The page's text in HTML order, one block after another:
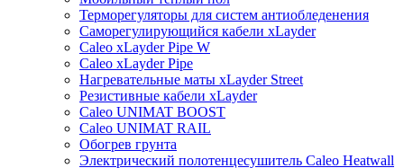
Терморегуляторы для систем антиобледенения
Саморегулирующийся кабели xLayder
Caleo xLayder Pipe W
Caleo xLayder Pipe
Нагревательные маты xLayder Street
Резистивные кабели xLayder
Caleo UNIMAT BOOST
Caleo UNIMAT RAIL
Обогрев грунта
Электрический полотенцесушитель Caleo Heatwall